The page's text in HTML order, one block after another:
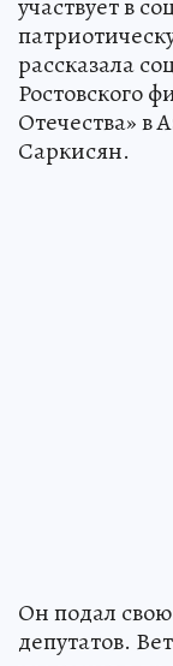
участвует в
рассказала
Ростовского
Отечества» в
Саркисян.
Он подал
депутатов.